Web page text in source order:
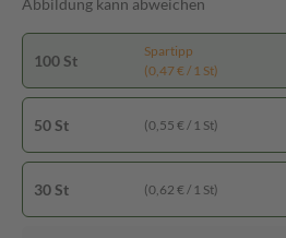
Abbildung kann abweichen
100 St
Spartipp
(0,47 € / 1 St)
50 St (0,55 € / 1 St)
30 St (0,62 € / 1 St)